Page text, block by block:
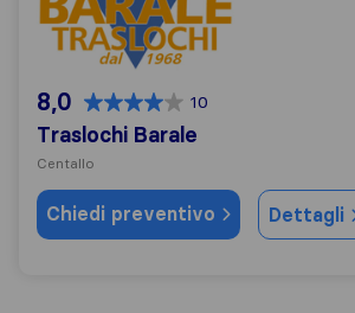
8,0 10
Traslochi Barale
Centallo
Chiedi preventivo Dettagli